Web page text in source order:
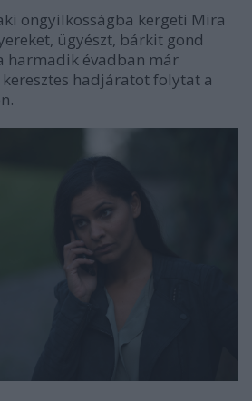
öngyilkosságba kergeti Mira
ügyészt, bárkit gond
harmadik évadban már
hadjáratot folytat a